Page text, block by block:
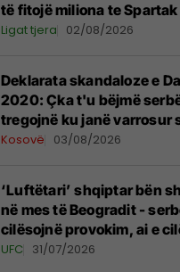
të fitojë miliona te
Ligat tjera 02/08/2026
​Deklarata skandaloze e
2020: Çka t'u bëjmë
tregojnë ku janë varrosur
në Serbi
Kosovë 03/08/2026
‘Luftëtari’ shqiptar bën
në mes të Beogradit -
cilësojnë provokim, ai e
simbol të identitetit
UFC 31/07/2026